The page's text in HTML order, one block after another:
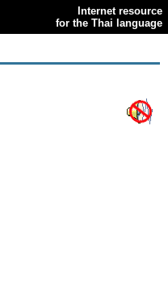
Internet resource
for the Thai language